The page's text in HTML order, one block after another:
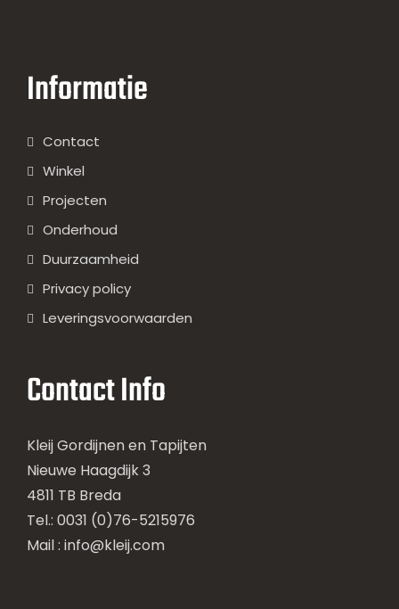
Informatie
Contact
Winkel
Projecten
Onderhoud
Duurzaamheid
Privacy policy
Leveringsvoorwaarden
Contact Info
Kleij Gordijnen en Tapijten
Nieuwe Haagdijk 3
4811 TB Breda
Tel.: 0031 (0)76-5215976
Mail : info@kleij.com